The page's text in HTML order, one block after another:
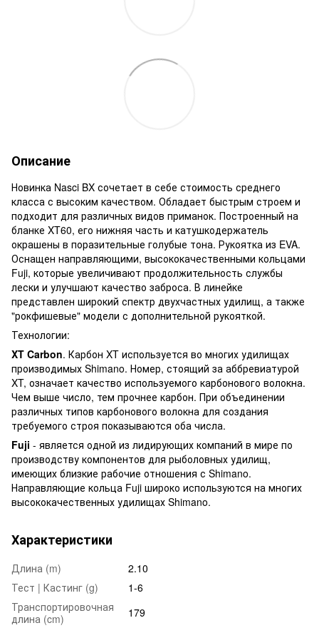
Описание
Новинка Nasci BX сочетает в себе стоимость среднего
класса с высоким качеством. Обладает быстрым строем и
подходит для различных видов приманок. Построенный на
бланке XT60, его нижняя часть и катушкодержатель
окрашены в поразительные голубые тона. Рукоятка из EVA.
Оснащен направляющими, высококачественными кольцами
Fuji, которые увеличивают продолжительность службы
лески и улучшают качество заброса. В линейке
представлен широкий спектр двухчастных удилищ, а также
"рокфишевые" модели с дополнительной рукояткой.
Технологии:
XT Carbon. Карбон XT используется во многих удилищах
производимых Shimano. Номер, стоящий за аббревиатурой
XT, означает качество используемого карбонового волокна.
Чем выше число, тем прочнее карбон. При объединении
различных типов карбонового волокна для создания
требуемого строя показываются оба числа.
Fuji - является одной из лидирующих компаний в мире по
производству компонентов для рыболовных удилищ,
имеющих близкие рабочие отношения с Shimano.
Направляющие кольца Fuji широко используются на многих
высококачественных удилищах Shimano.
Характеристики
Длина (m)
2.10
Тест | Кастинг (g)
1-6
Транспортировочная
длина (cm)
179